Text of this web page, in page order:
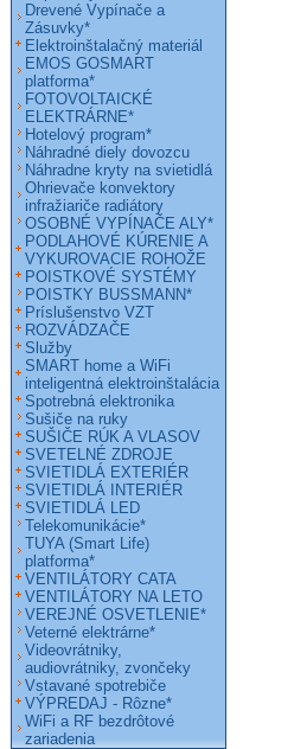
Drevené Vypínače a
Zásuvky*
Elektroinštalačný materiál
EMOS GOSMART
platforma*
FOTOVOLTAICKÉ
ELEKTRÁRNE*
Hotelový program*
Náhradné diely dovozcu
Náhradne kryty na svietidlá
Ohrievače konvektory
infražiariče radiátory
OSOBNÉ VYPÍNAČE ALY*
PODLAHOVÉ KÚRENIE A
VYKUROVACIE ROHOŽE
POISTKOVÉ SYSTÉMY
POISTKY BUSSMANN*
Príslušenstvo VZT
ROZVÁDZAČE
Služby
SMART home a WiFi
inteligentná elektroinštalácia
Spotrebná elektronika
Sušiče na ruky
SUŠIČE RÚK A VLASOV
SVETELNÉ ZDROJE
SVIETIDLÁ EXTERIÉR
SVIETIDLÁ INTERIÉR
SVIETIDLÁ LED
Telekomunikácie*
TUYA (Smart Life)
platforma*
VENTILÁTORY CATA
VENTILÁTORY NA LETO
VEREJNÉ OSVETLENIE*
Veterné elektrárne*
Videovrátniky,
audiovrátniky, zvončeky
Vstavané spotrebiče
VÝPREDAJ - Rôzne*
WiFi a RF bezdrôtové
zariadenia